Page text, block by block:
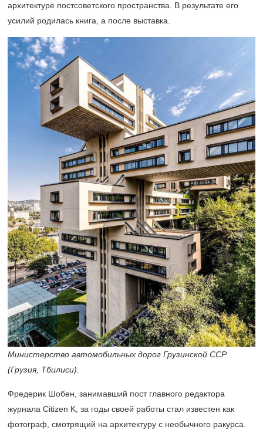
архитектуре постсоветского пространства. В результате его
усилий родилась книга, а после выставка.
Министерство автомобильных дорог Грузинской ССР
(Грузия, Тбилиси).
Фредерик Шобен, занимавший пост главного редактора
журнала Citizen K, за годы своей работы стал известен как
фотограф, смотрящий на архитектуру с необычного ракурса.